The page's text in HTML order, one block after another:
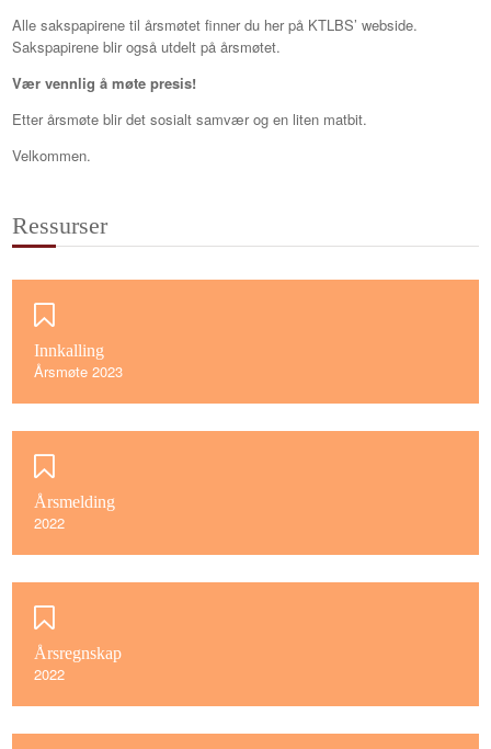
Alle sakspapirene til årsmøtet finner du her på KTLBS’ webside.
Sakspapirene blir også utdelt på årsmøtet.
Vær vennlig å møte presis!
Etter årsmøte blir det sosialt samvær og en liten matbit.
Velkommen.
Ressurser
Innkalling
Årsmøte 2023
Årsmelding
2022
Årsregnskap
2022